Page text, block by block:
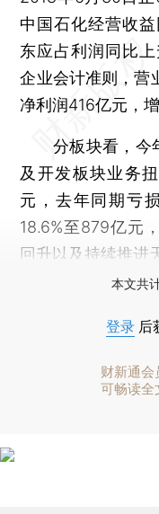
中国石化经营收
东应占利润同比
企业会计准则，营
净利润416亿元，增
分板块看，今年
及开发板块业务
元，去年同期亏
18.6%至879亿元
回升以及持续推进
本文共
登录 后
财新通会
可畅读全